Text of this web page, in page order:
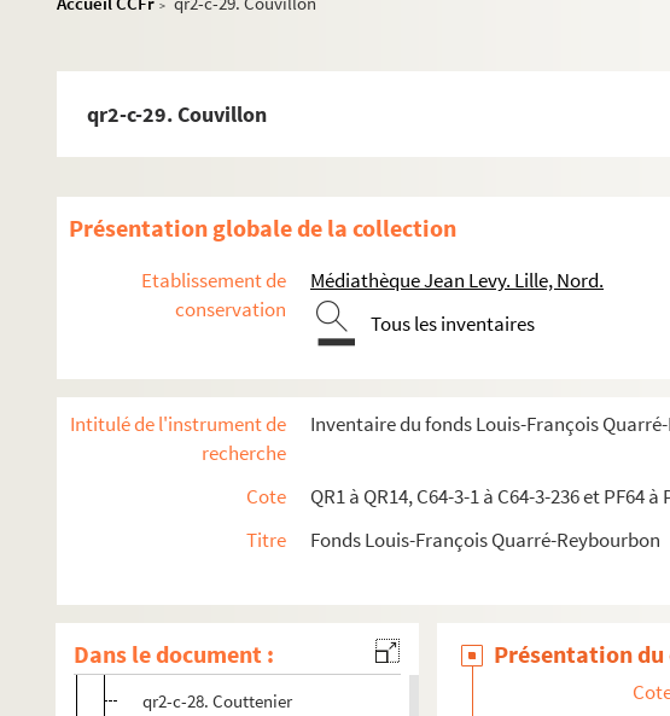
>
qr2-c-29. Couvillon
Présentation globale de la collection
Etablissement de
conservation
Médiathèque Jean Levy. Lille, Nord.
Tous les inventaires
Intitulé de l'instrument de
recherche
Inventaire du fonds Louis-François
Cote
QR1 à QR14, C64-3-1 à C64-3-236 et PF64 à
Titre
Fonds Louis-François Quarré-Reybourbon
Dans le document :
qr2-c-12. Caullot
qr2-c-15. Charrier
qr2-c-17. Chollet
qr2-c-20. Claire de Chandeneux
qr2-c-21. Colas, Colin
qr2-c-24. Cordonnier (Louis)
qr2-c-26. Couneau
qr2-c-27. Coussemaer (de)
qr2-c-28. Couttenier
Présentation du